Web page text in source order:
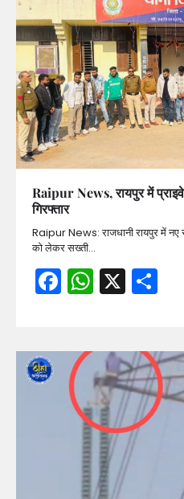
Raipur News, रायपुर में
गिरफ्तार
Raipur News: राजधानी रायपुर में
को लेकर सख्ती…
Facebook
X